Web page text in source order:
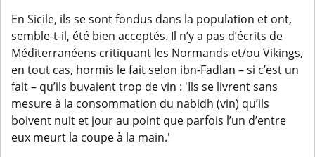
En Sicile, ils se sont fondus dans la population et ont,
semble-t-il, été bien acceptés. Il n’y a pas d’écrits de
Méditerranéens critiquant les Normands et/ou Vikings,
en tout cas, hormis le fait selon ibn-Fadlan – si c’est un
fait – qu’ils buvaient trop de vin : 'Ils se livrent sans
mesure à la consommation du nabidh (vin) qu’ils
boivent nuit et jour au point que parfois l’un d’entre
eux meurt la coupe à la main.'